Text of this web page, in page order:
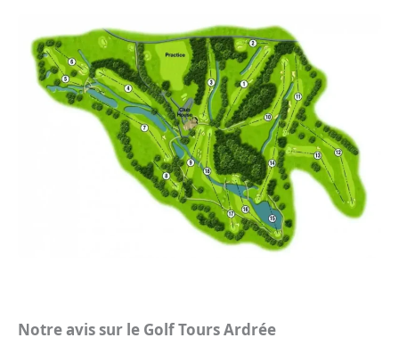
Notre avis sur le Golf Tours Ardrée